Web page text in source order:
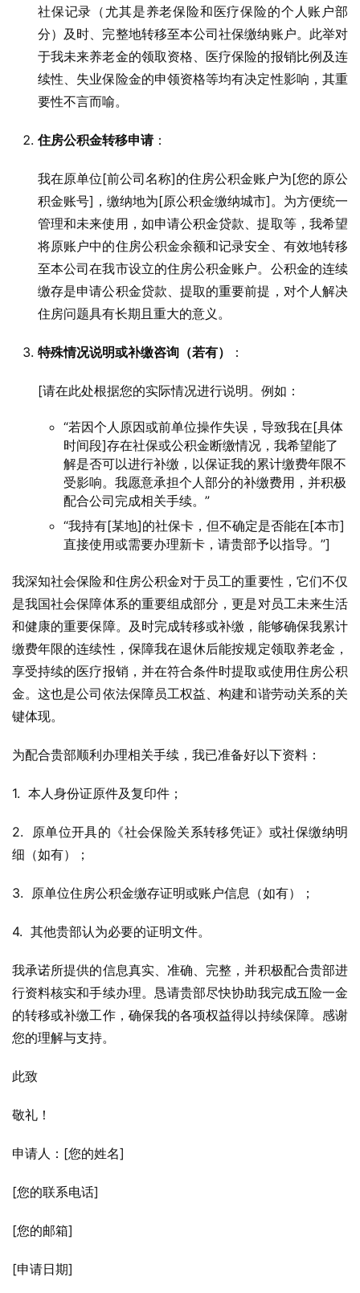
社保记录（尤其是养老保险和医疗保险的个人账户部
分）及时、完整地转移至本公司社保缴纳账户。此举对
于我未来养老金的领取资格、医疗保险的报销比例及连
续性、失业保险金的申领资格等均有决定性影响，其重
要性不言而喻。
住房公积金转移申请：
我在原单位[前公司名称]的住房公积金账户为[您的原公
积金账号]，缴纳地为[原公积金缴纳城市]。为方便统一
管理和未来使用，如申请公积金贷款、提取等，我希望
将原账户中的住房公积金余额和记录安全、有效地转移
至本公司在我市设立的住房公积金账户。公积金的连续
缴存是申请公积金贷款、提取的重要前提，对个人解决
住房问题具有长期且重大的意义。
特殊情况说明或补缴咨询（若有） ：
[请在此处根据您的实际情况进行说明。例如：
“若因个人原因或前单位操作失误，导致我在[具体
时间段]存在社保或公积金断缴情况，我希望能了
解是否可以进行补缴，以保证我的累计缴费年限不
受影响。我愿意承担个人部分的补缴费用，并积极
配合公司完成相关手续。”
“我持有[某地]的社保卡，但不确定是否能在[本市]
直接使用或需要办理新卡，请贵部予以指导。”]
我深知社会保险和住房公积金对于员工的重要性，它们不仅
是我国社会保障体系的重要组成部分，更是对员工未来生活
和健康的重要保障。及时完成转移或补缴，能够确保我累计
缴费年限的连续性，保障我在退休后能按规定领取养老金，
享受持续的医疗报销，并在符合条件时提取或使用住房公积
金。这也是公司依法保障员工权益、构建和谐劳动关系的关
键体现。
为配合贵部顺利办理相关手续，我已准备好以下资料：
1.  本人身份证原件及复印件；
2.  原单位开具的《社会保险关系转移凭证》或社保缴纳明
细（如有）；
3.  原单位住房公积金缴存证明或账户信息（如有）；
4.  其他贵部认为必要的证明文件。
我承诺所提供的信息真实、准确、完整，并积极配合贵部进
行资料核实和手续办理。恳请贵部尽快协助我完成五险一金
的转移或补缴工作，确保我的各项权益得以持续保障。感谢
您的理解与支持。
此致
敬礼！
申请人：[您的姓名]
[您的联系电话]
[您的邮箱]
[申请日期]